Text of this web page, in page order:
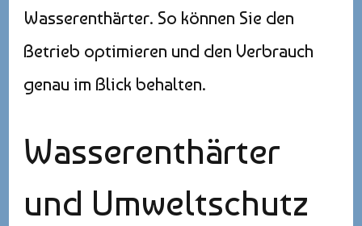
Wasserenthärter. So können Sie den
Betrieb optimieren und den Verbrauch
genau im Blick behalten.
Wasserenthärter
und Umweltschutz